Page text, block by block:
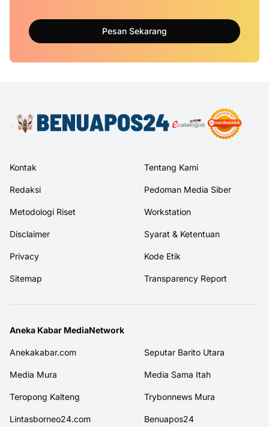
Pesan Sekarang
Kontak Tentang Kami
Redaksi Pedoman Media Siber
Metodologi Riset Workstation
Disclaimer Syarat & Ketentuan
Privacy Kode Etik
Sitemap Transparency Report
Aneka Kabar MediaNetwork
Anekakabar.com Seputar Barito Utara
Media Mura Media Sama Itah
Teropong Kalteng Trybonnews Mura
Lintasborneo24.com Benuapos24